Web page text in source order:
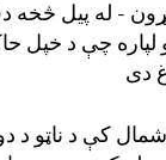
- له پیل څخه
لپاره چې د خپل
شمال کې د ناټو د